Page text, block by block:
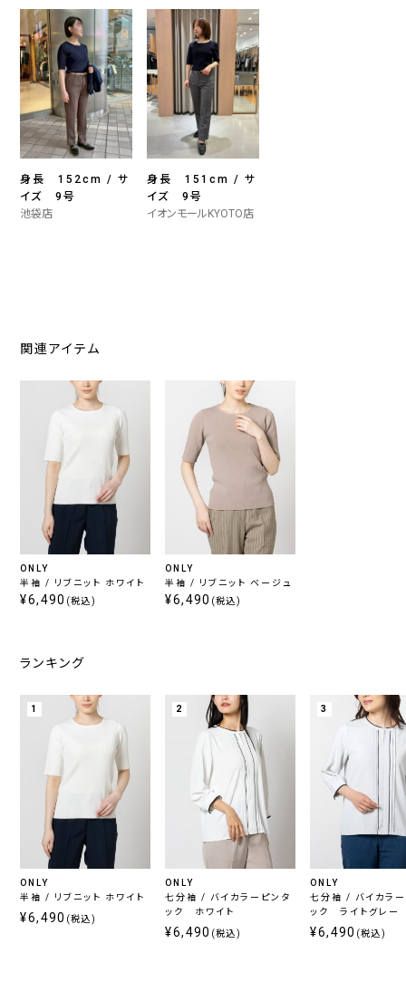
身長 152cm / サ
イズ 9号
池袋店
身長 151cm / サ
イズ 9号
イオンモールKYOTO店
関連アイテム
ONLY
半袖 / リブニット ホワイト
¥6,490 (税込)
ONLY
半袖 / リブニット ベージュ
¥6,490 (税込)
ランキング
1
ONLY
半袖 / リブニット ホワイト
¥6,490 (税込)
2
ONLY
七分袖 / バイカラーピンタ
ック ホワイト
¥6,490 (税込)
3
ONLY
七分袖 / バイカラ
ック ライトグレー
¥6,490 (税込)